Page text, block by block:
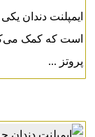
ایمپلنت دندان
است که کمک
پروتز ...